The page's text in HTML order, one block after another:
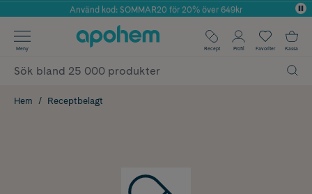
Årets Butik 2025 inom Skönhet
Använd kod: SOMMAR20 för 20% över 649kr
✓ Fri frakt
✓ Poäng på alla köp*
Meny Recept Profil Favoriter Kassa
Hem Receptbelagt